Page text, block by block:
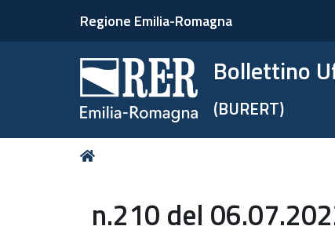
Regione Emilia-Romagna
Bollettino
(BURERT)
Tu
n.210 del